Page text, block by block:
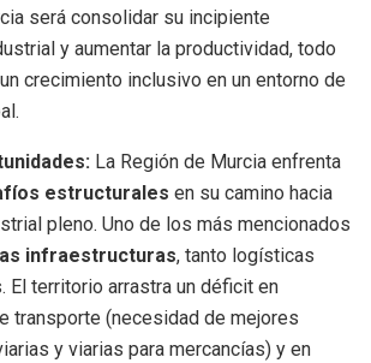
será consolidar su incipiente
y aumentar la productividad, todo
crecimiento inclusivo en un entorno de
La Región de Murcia enfrenta
estructurales en su camino hacia
pleno. Uno de los más mencionados
infraestructuras, tanto logísticas
El territorio arrastra un déficit en
transporte (necesidad de mejores
y viarias para mercancías) y en